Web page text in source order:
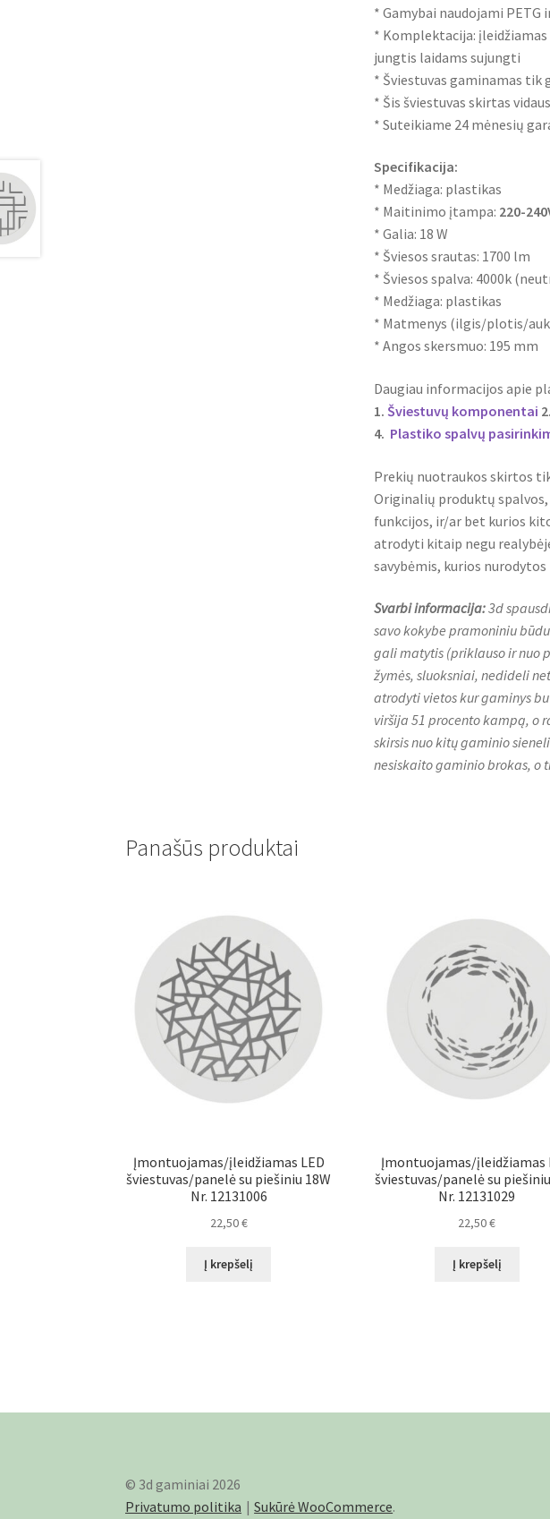
* Gamybai naudojami PETG
* Komplektacija: įleidžiamas
jungtis laidams sujungti
* Šviestuvas gaminamas tik
* Šis šviestuvas skirtas
* Suteikiame 24 mėnesių
Specifikacija:
* Medžiaga: plastikas
* Maitinimo įtampa: 220-
* Galia: 18 W
* Šviesos srautas: 1700 lm
* Šviesos spalva: 4000k
* Medžiaga: plastikas
* Matmenys (ilgis/plotis/
* Angos skersmuo: 195 mm
Daugiau informacijos apie
1. Šviestuvų komponentai 2.
4. Plastiko spalvų
Prekių nuotraukos skirtos
Originalių produktų
funkcijos, ir/ar bet kurios
atrodyti kitaip negu
savybėmis, kurios
Svarbi informacija:3d
savo kokybe pramoniniu
gali matytis (priklauso ir nuo
žymės, sluoksniai, nedideli
atrodyti vietos kur gaminys
viršija 51 procento kampą, o
skirsis nuo kitų gaminio
nesiskaito gaminio brokas, o
Panašūs produktai
Įmontuojamas/įleidžiamas LED
šviestuvas/panelė su piešiniu 18W
Nr. 12131006
22,50€
Į krepšelį
Įmontuojamas/įleidžiamas
šviestuvas/panelė su
Nr. 12131029
22,50€
Į krepšelį
© 3d gaminiai 2026
Privatumo politika
Sukūrė WooCommerce.